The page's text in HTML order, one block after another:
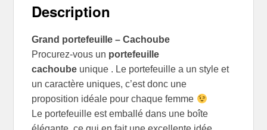
Description
Grand portefeuille – Cachoube
Procurez-vous un portefeuille
cachoube unique . Le portefeuille a un style et
un caractère uniques, c’est donc une
proposition idéale pour chaque femme
Le portefeuille est emballé dans une boîte